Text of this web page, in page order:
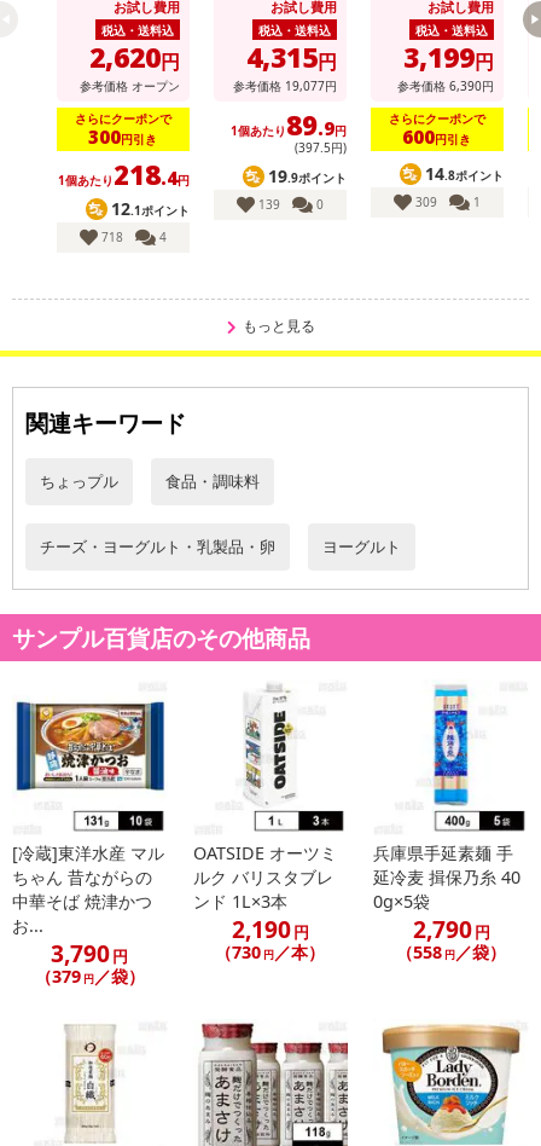
yでお支払いの場合、決済のため外部サイトへ遷移します。
※予約商品は決済手段ごとに定められた決済期限日にお支払いを完
了することがございます。ご了承いただいたうえでお申し込みくだ
発送日カレンダー
休業日
その他共通および商品カテゴリー別注意事項（※必ずご確認くだ
お試し費用
税込・送料込
2,620円
参考価格 オープン
さらにクーポンで
300円引き
1個あたり 218.4円
12.1ポイント
718
4
お試し費用
税込・送料込
4,315円
参考価格 19,077円
1個あたり 89.9円
(397.5円)
19.9ポイント
139
0
お試し費用
税込・送料込
3,199円
参考価格 6,390円
さらにクーポンで
600円引き
14.8ポイント
309
1
もっと見る
関連キーワード
ちょっプル 食品・調味料
チーズ・ヨーグルト・乳製品・卵 ヨーグルト
サンプル百貨店のその他商品
[冷蔵]東洋水産 マル
ちゃん 昔ながらの
中華そば 焼津かつ
お...
3,790円
（379 円／袋）
OATSIDE オーツミ
ルク バリスタブレ
ンド 1L×3本
2,190円
（730 円 ／本）
兵庫県手延素麺 手
延冷麦 揖保乃糸 40
0g×5袋
2,790円
（558 円 ／袋）